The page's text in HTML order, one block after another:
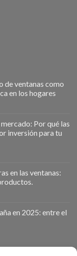
de ventanas como
en los hogares
Por qué las
inversión para tu
en las ventanas:
en 2025: entre el